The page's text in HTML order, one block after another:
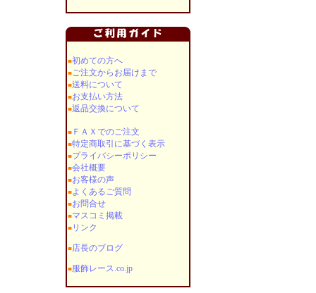
■初めての方へ
■ご注文からお届けまで
■送料について
■お支払い方法
■返品交換について
■ＦＡＸでのご注文
■特定商取引に基づく表示
■プライバシーポリシー
■会社概要
■お客様の声
■よくあるご質問
■お問合せ
■マスコミ掲載
■リンク
■店長のブログ
■服飾レース.co.jp